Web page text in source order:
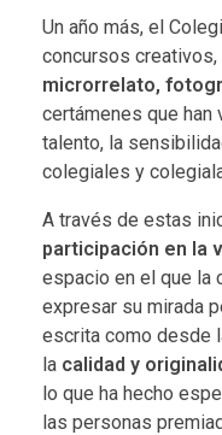
Un año más, el
concursos
microrrelato,
certámenes que
talento, la
colegiales y
A través de estas
participación en la
espacio en el que la
expresar su mirada
escrita como desde
la calidad y
lo que ha hecho
las personas